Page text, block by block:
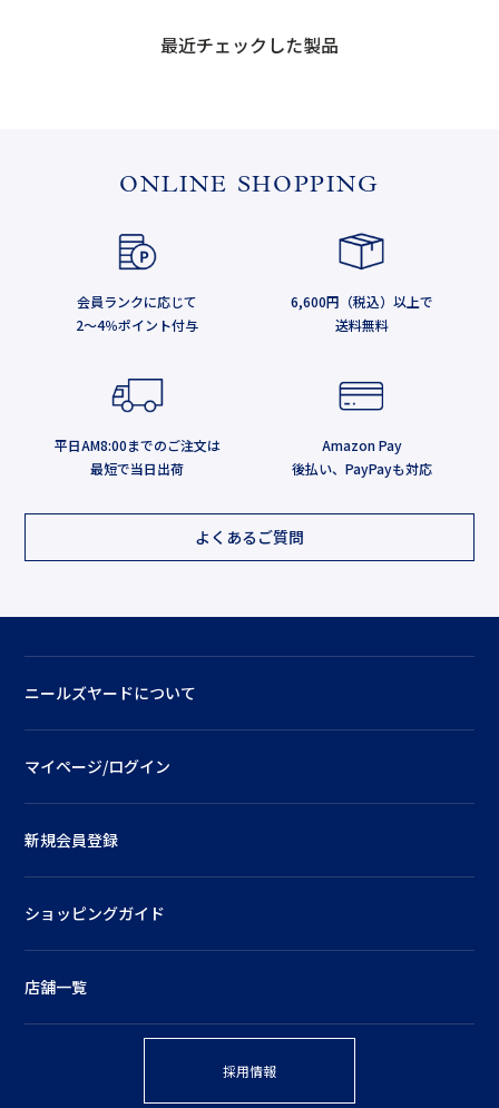
最近チェックした製品
ONLINE SHOPPING
会員ランクに応じて
2～4％ポイント付与
6,600円（税込）以上で
送料無料
平日AM8:00までのご注文は
最短で当日出荷
Amazon Pay
後払い、PayPayも対応
よくあるご質問
ニールズヤードについて
マイページ/ログイン
新規会員登録
ショッピングガイド
店舗一覧
採用情報